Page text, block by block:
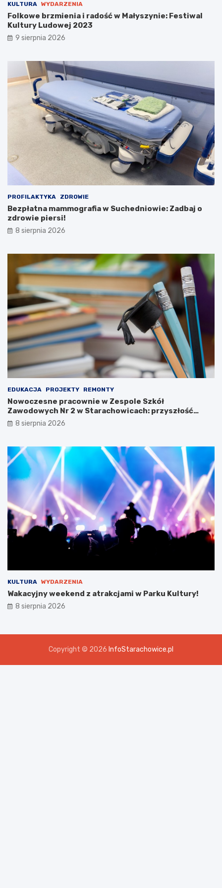
ś
ć
w
M
a
z
s
t
w
a
l
K
u
l
d
o
w
e
j
2
0
2
3
k
c
j
a
m
a
u
r
!
KULTURA WYDARZENIA
Folkowe brzmienia i radość w Małyszynie: Festiwal
Kultury Ludowej 2023
9 sierpnia 2026
PROFILAKTYKA ZDROWIE
Bezpłatna mammografia w Suchedniowie: Zadbaj o
zdrowie piersi!
8 sierpnia 2026
EDUKACJA PROJEKTY REMONTY
Nowoczesne pracownie w Zespole Szkół
Zawodowych Nr 2 w Starachowicach: przyszłość
kształcenia zawodowego
8 sierpnia 2026
KULTURA WYDARZENIA
Wakacyjny weekend z atrakcjami w Parku Kultury!
8 sierpnia 2026
Copyright © 2026 InfoStarachowice.pl